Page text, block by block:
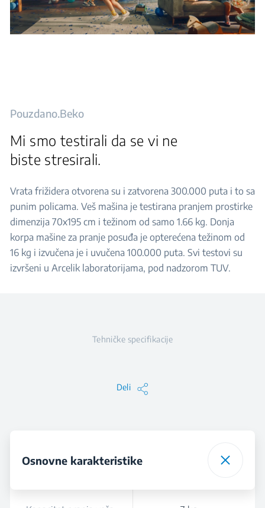
Pouzdano.Beko
Mi smo testirali da se vi ne
biste stresirali.
Vrata frižidera otvorena su i zatvorena 300.000 puta i to sa
punim policama. Veš mašina je testirana pranjem prostirke
dimenzija 70x195 cm i težinom od samo 1.66 kg. Donja
korpa mašine za pranje posuđa je opterećena težinom od
16 kg i izvučena je i uvučena 100.000 puta. Svi testovi su
izvršeni u Arcelik laboratorijama, pod nadzorom TUV.
Tehničke specifikacije
Deli
Osnovne karakteristike